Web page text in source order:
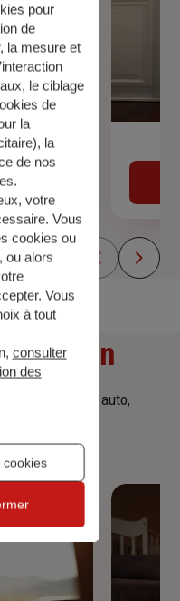
d'assurance, auto,
pour
de
la mesure et
le ciblage
de
la
), la
de nos
votre
Vous
cookies ou
ou alors
Vous
à tout
consulter
des
cookies